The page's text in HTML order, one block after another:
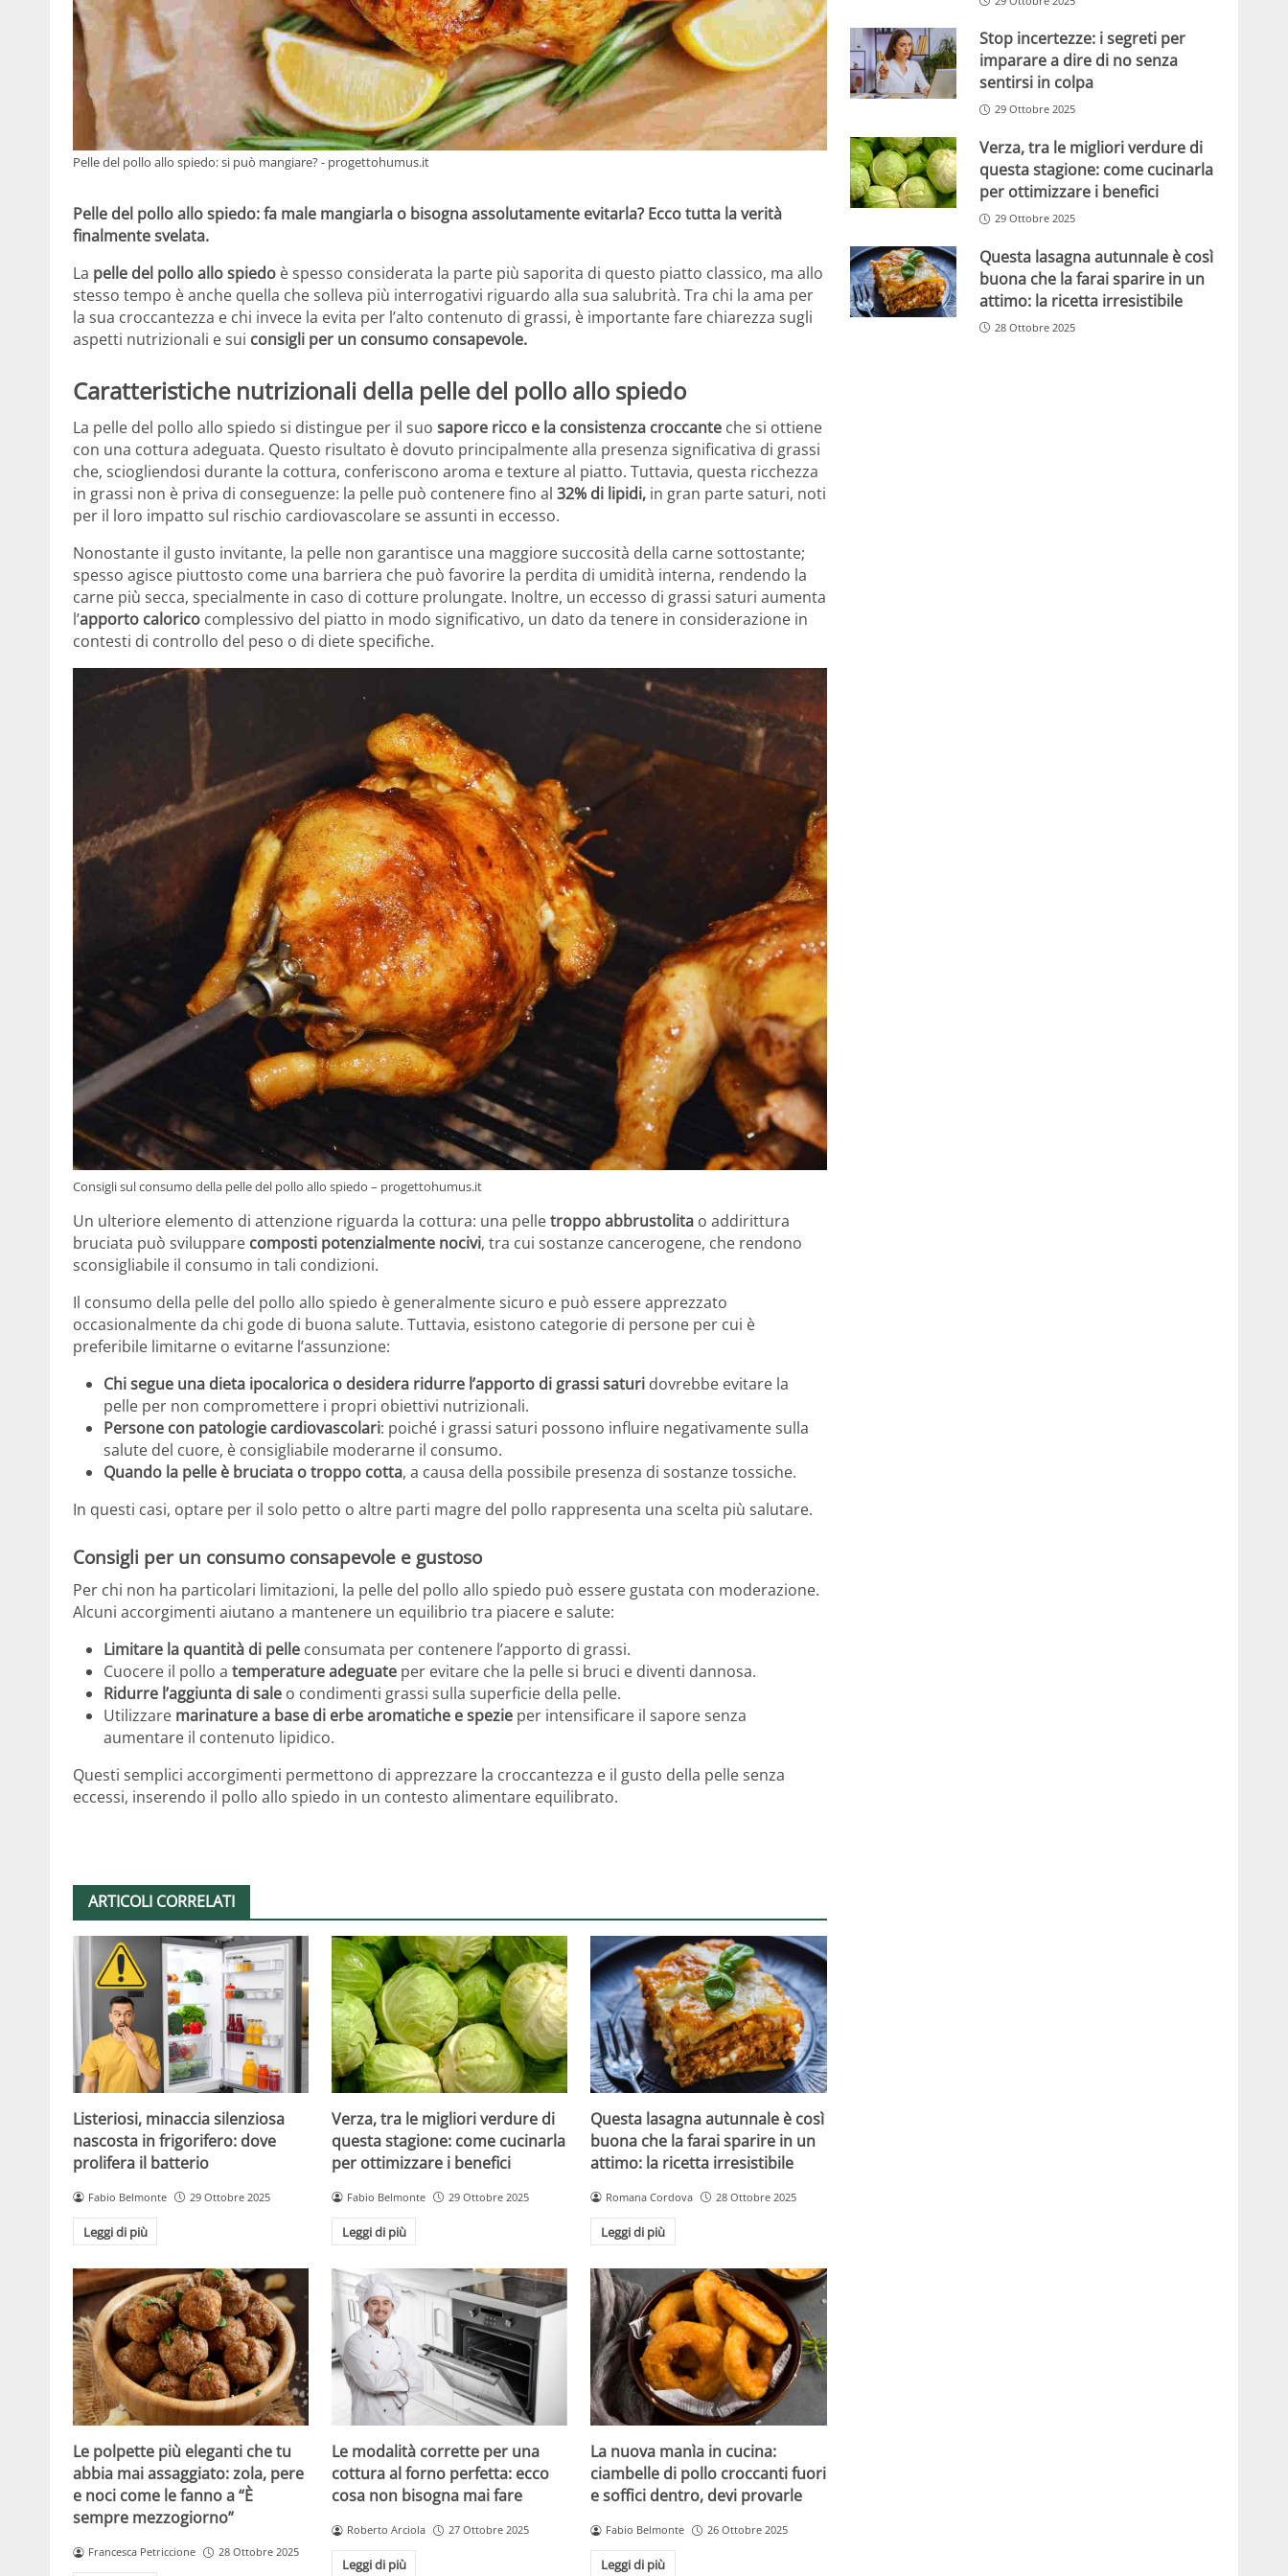
Pelle del pollo allo spiedo: si può mangiare? - progettohumus.it
Pelle del pollo allo spiedo: fa male mangiarla o bisogna assolutamente evitarla? Ecco tutta la verità
finalmente svelata.
La pelle del pollo allo spiedo è spesso considerata la parte più saporita di questo piatto classico, ma allo
stesso tempo è anche quella che solleva più interrogativi riguardo alla sua salubrità. Tra chi la ama per
la sua croccantezza e chi invece la evita per l’alto contenuto di grassi, è importante fare chiarezza sugli
aspetti nutrizionali e sui consigli per un consumo consapevole.
Caratteristiche nutrizionali della pelle del pollo allo spiedo
La pelle del pollo allo spiedo si distingue per il suo sapore ricco e la consistenza croccante che si ottiene
con una cottura adeguata. Questo risultato è dovuto principalmente alla presenza significativa di grassi
che, sciogliendosi durante la cottura, conferiscono aroma e texture al piatto. Tuttavia, questa ricchezza
in grassi non è priva di conseguenze: la pelle può contenere fino al 32% di lipidi, in gran parte saturi, noti
per il loro impatto sul rischio cardiovascolare se assunti in eccesso.
Nonostante il gusto invitante, la pelle non garantisce una maggiore succosità della carne sottostante;
spesso agisce piuttosto come una barriera che può favorire la perdita di umidità interna, rendendo la
carne più secca, specialmente in caso di cotture prolungate. Inoltre, un eccesso di grassi saturi aumenta
l’apporto calorico complessivo del piatto in modo significativo, un dato da tenere in considerazione in
contesti di controllo del peso o di diete specifiche.
Consigli sul consumo della pelle del pollo allo spiedo – progettohumus.it
Un ulteriore elemento di attenzione riguarda la cottura: una pelletroppo abbrustolita o addirittura
bruciata può sviluppare composti potenzialmente nocivi, tra cui sostanze cancerogene, che rendono
sconsigliabile il consumo in tali condizioni.
Il consumo della pelle del pollo allo spiedo è generalmente sicuro e può essere apprezzato
occasionalmente da chi gode di buona salute. Tuttavia, esistono categorie di persone per cui è
preferibile limitarne o evitarne l’assunzione:
Chi segue una dieta ipocalorica o desidera ridurre l’apporto di grassi saturi dovrebbe evitare la
pelle per non compromettere i propri obiettivi nutrizionali.
Persone con patologie cardiovascolari: poiché i grassi saturi possono influire negativamente sulla
salute del cuore, è consigliabile moderarne il consumo.
Quando la pelle è bruciata o troppo cotta, a causa della possibile presenza di sostanze tossiche.
In questi casi, optare per il solo petto o altre parti magre del pollo rappresenta una scelta più salutare.
Consigli per un consumo consapevole e gustoso
Per chi non ha particolari limitazioni, la pelle del pollo allo spiedo può essere gustata con moderazione.
Alcuni accorgimenti aiutano a mantenere un equilibrio tra piacere e salute:
Limitare la quantità di pelle consumata per contenere l’apporto di grassi.
Cuocere il pollo a temperature adeguate per evitare che la pelle si bruci e diventi dannosa.
Ridurre l’aggiunta di sale o condimenti grassi sulla superficie della pelle.
Utilizzare marinature a base di erbe aromatiche e spezie per intensificare il sapore senza
aumentare il contenuto lipidico.
Questi semplici accorgimenti permettono di apprezzare la croccantezza e il gusto della pelle senza
eccessi, inserendo il pollo allo spiedo in un contesto alimentare equilibrato.
ARTICOLI CORRELATI
Listeriosi, minaccia silenziosa
nascosta in frigorifero: dove
prolifera il batterio
Fabio Belmonte 29 Ottobre 2025
Leggi di più
Verza, tra le migliori verdure di
questa stagione: come cucinarla
per ottimizzare i benefici
Fabio Belmonte 29 Ottobre 2025
Leggi di più
Questa lasagna autunnale è così
buona che la farai sparire in un
attimo: la ricetta irresistibile
Romana Cordova 28 Ottobre 2025
Leggi di più
Le polpette più eleganti che tu
abbia mai assaggiato: zola, pere
e noci come le fanno a “È
sempre mezzogiorno”
Francesca Petriccione 28 Ottobre 2025
Le modalità corrette per una
cottura al forno perfetta: ecco
cosa non bisogna mai fare
Roberto Arciola 27 Ottobre 2025
Leggi di più
La nuova manìa in cucina:
ciambelle di pollo croccanti fuori
e soffici dentro, devi provarle
Fabio Belmonte 26 Ottobre 2025
Leggi di più
Stop incertezze: i segreti per
imparare a dire di no senza
sentirsi in colpa
29 Ottobre 2025
Verza, tra le migliori verdure di
questa stagione: come cucinarla
per ottimizzare i benefici
29 Ottobre 2025
Questa lasagna autunnale è così
buona che la farai sparire in un
attimo: la ricetta irresistibile
28 Ottobre 2025